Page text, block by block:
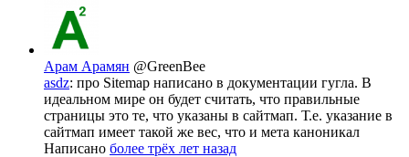
Арам Арамян @GreenBee
asdz: про Sitemap написано в документации гугла. В
идеальном мире он будет считать, что правильные
страницы это те, что указаны в сайтмап. Т.е. указание в
сайтмап имеет такой же вес, что и мета каноникал
Написано более трёх лет назад